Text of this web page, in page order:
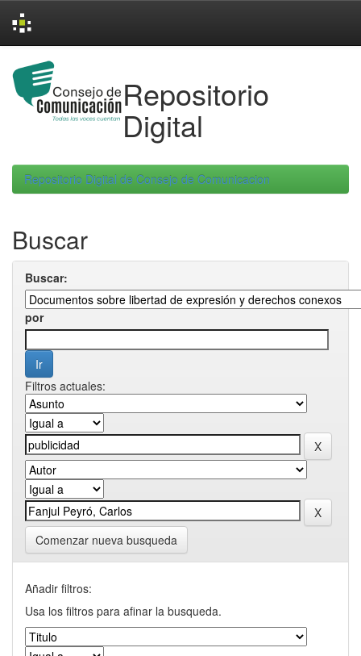
navigation
Repositorio
Digital
Repositorio Digital de Consejo de Comunicacion
Buscar
Buscar:
por
Filtros actuales:
Comenzar nueva busqueda
Añadir filtros:
Usa los filtros para afinar la busqueda.